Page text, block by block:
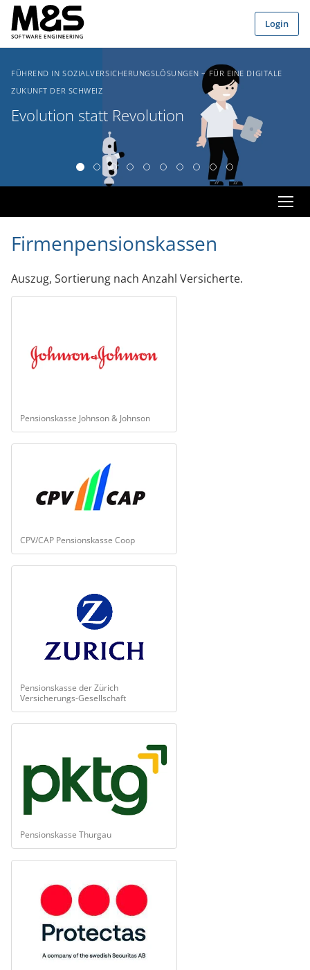
Zum Hauptinhalt springen
Login
FÜHREND IN SOZIALVERSICHERUNGSLÖSUNGEN – FÜR EINE DIGITALE
ZUKUNFT DER SCHWEIZ
Evolution statt Revolution
Firmenpensionskassen
Auszug, Sortierung nach Anzahl Versicherte.
Pensionskasse Johnson & Johnson
CPV/CAP Pensionskasse Coop
Pensionskasse der Zürich
Versicherungs-Gesellschaft
Pensionskasse Thurgau